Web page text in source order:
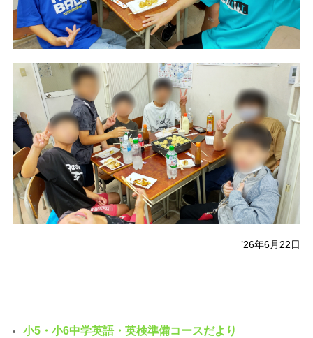
’26年6月22日
小5・小6中学英語・英検準備コースだより